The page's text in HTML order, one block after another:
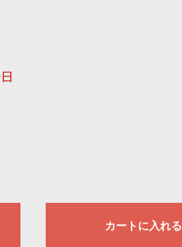
カートに入れる